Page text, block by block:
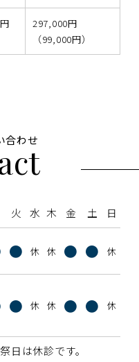
297,000円
（99,000円）
合わせ
火 水 木 金 土 日
● 休 休 ● ● 休
● 休 休 ● ● 休
日は休診です。